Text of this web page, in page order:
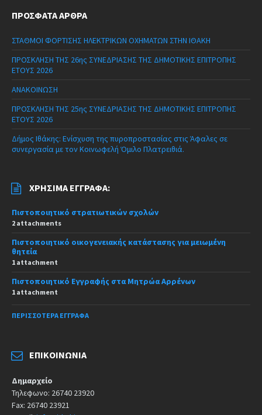
ΠΡΌΣΦΑΤΑ ΆΡΘΡΑ
ΣΤΑΘΜΟΙ ΦΟΡΤΙΣΗΣ ΗΛΕΚΤΡΙΚΩΝ ΟΧΗΜΑΤΩΝ ΣΤΗΝ ΙΘΑΚΗ
ΠΡΟΣΚΛΗΣΗ ΤΗΣ 26ης ΣΥΝΕΔΡΙΑΣΗΣ ΤΗΣ ΔΗΜΟΤΙΚΗΣ ΕΠΙΤΡΟΠΗΣ
ΕΤΟΥΣ 2026
ΑΝΑΚΟΙΝΩΣΗ
ΠΡΟΣΚΛΗΣΗ ΤΗΣ 25ης ΣΥΝΕΔΡΙΑΣΗΣ ΤΗΣ ΔΗΜΟΤΙΚΗΣ ΕΠΙΤΡΟΠΗΣ
ΕΤΟΥΣ 2026
Δήμος Ιθάκης: Ενίσχυση της πυροπροστασίας στις Άφαλες σε
συνεργασία με τον Κοινωφελή Όμιλο Πλατρειθιά.
ΧΡΉΣΙΜΑ ΈΓΓΡΑΦΑ:
Πιστοποιητικό στρατιωτικών σχολών
2 attachments
Πιστοποιητικό οικογενειακής κατάστασης για μειωμένη
θητεία
1 attachment
Πιστοποιητικό Εγγραφής στα Μητρώα Αρρένων
1 attachment
ΠΕΡΙΣΣΌΤΕΡΑ ΈΓΓΡΑΦΑ
ΕΠΙΚΟΙΝΩΝΊΑ
Δημαρχείο
Τηλεφωνο: 26740 23920
Fax: 26740 23921